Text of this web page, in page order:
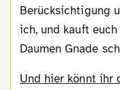
Berücksichtigung
ich, und kauft
Daumen Gnade
Und hier könnt ihr die einzelnen Produkte bestellen